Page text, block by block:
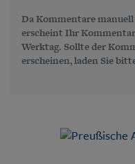
Da Kommentare
erscheint Ihr
Werktag. Sollte der
erscheinen, laden Sie